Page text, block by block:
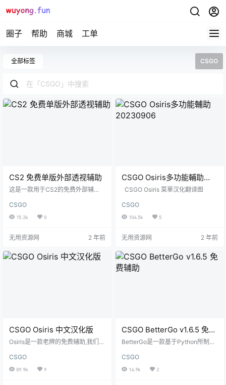
圈子 帮助 商城 工单
全部标签 CSGO
CS2 免费单版外部透视辅助
这是一款用于CS2的免费外部辅
色显示队友，并透过不同颜色来辨
别血量，在最新的更新中，你还能
CSGO
15.2k 0
无用资源网 2 年前
CSGO Osiris多功能輔助
20230906
CSGO Osiris 菜單汉化翻译图
CSGO
104.5k 5
无用资源网 2 年前
CSGO Osiris 中文汉化版
Osiris是一款老牌的免费辅助,我们对
辅助设置。 如果有翻译错误或有更
好的翻译用词,麻烦评论告知进行更
改
CSGO
89.9k 9
CSGO BetterGo v1.6.5 免费
辅助
BetterGo是一款基于Python所制作
品（枪、手榴弹、c4） 手榴弹弹道
自动压枪 自动射击 手枪自动射击 连
跳 雷达上显示敌人 无烟雾 视野修改
CSGO
14.9k 2